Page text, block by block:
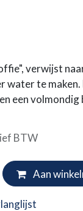
verwijst
water te
een volmondig
BTW
Aan